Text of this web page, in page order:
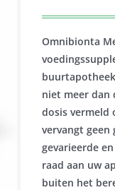
€23,71.
Omnibionta
niet meer dan
dosis vermeld
vervangt geen
gevarieerde
raad aan uw
buiten het